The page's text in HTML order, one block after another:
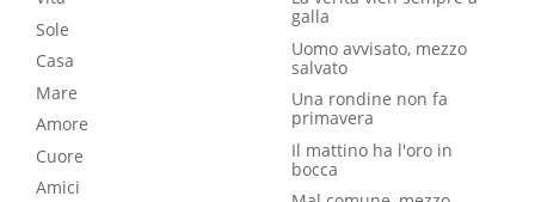
Sole
Casa
Mare
Amore
Cuore
Amici
galla
Uomo avvisato, mezzo
salvato
Una rondine non fa
primavera
Il mattino ha l'oro in
bocca